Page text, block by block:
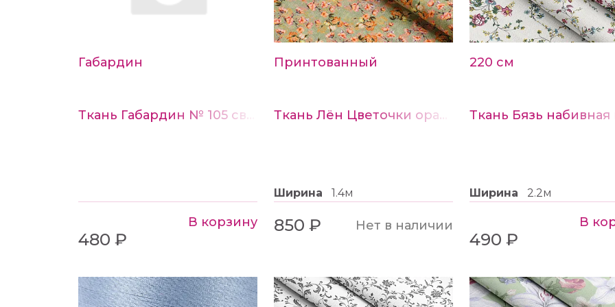
- Отличные пружинные
прочность при
- Высокая
органическим
Габардин
Ткань Габардин № 105 светло-бежевый
480 ₽
В корзину
Принтованный
Ткань Лён Цветочки оранжевые на оливковом
Ширина 1.4м
850 ₽ Нет в наличии
220 см
Ширина 2.2м
490 ₽
В